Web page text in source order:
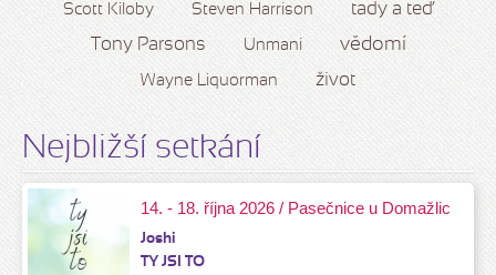
Scott Kiloby Steven Harrison tady a teď
Tony Parsons Unmani vědomí
Wayne Liquorman život
Nejbližší setkání
14. - 18. října 2026 / Pasečnice u Domažlic
Joshi
TY JSI TO